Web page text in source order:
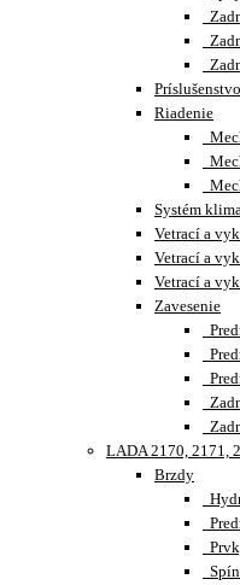
Príslušenstvo
Riadenie
Systém
Vetrací a
Vetrací a
Vetrací a
Zavesenie
LADA 2170, 2171,
Brzdy